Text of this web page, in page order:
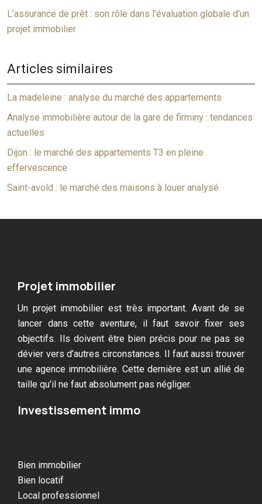
L’assurance de prêt : son rôle dans l’évaluation globale d’un
projet immobilier
Articles similaires
La madeleine : analyse du marché des appartements
Analyse immobilière autour de la gare de firminy : tendances
actuelles
Dijon : le marché des appartements T3 en pleine
effervescence
Saint-avold : le marché des maisons à louer analysé
Projet immobilier
Un projet immobilier est très important. Avant de se
lancer dans cette aventure, il faut savoir fixer ses
objectifs. Ils doivent être bien précis pour ne pas se
dévier vers d’autres circonstances. Il faut aussi trouver
une agence immobilière. Cette dernière est un allié de
taille qu’il ne faut absolument pas négliger.
Investissement immo
Bien immobilier
Bien locatif
Local professionnel